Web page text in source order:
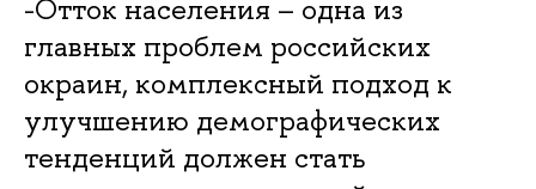
-Отток населения – одна из
главных проблем российских
окраин, комплексный подход к
улучшению демографических
тенденций должен стать